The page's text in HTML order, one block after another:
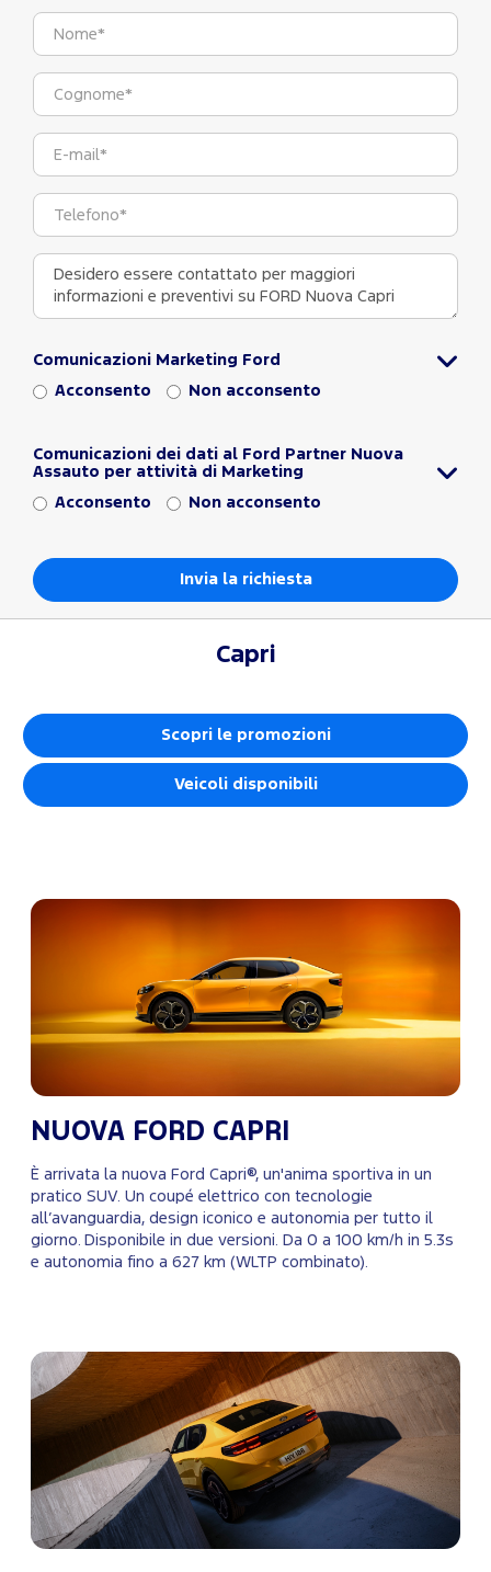
Comunicazioni Marketing Ford
Acconsento Non acconsento
Comunicazioni dei dati al Ford Partner Nuova
Assauto per attività di Marketing
Acconsento Non acconsento
Capri
Scopri le promozioni
Veicoli disponibili
NUOVA FORD CAPRI
È arrivata la nuova Ford Capri®, un'anima sportiva in un
pratico SUV. Un coupé elettrico con tecnologie
all’avanguardia, design iconico e autonomia per tutto il
giorno. Disponibile in due versioni. Da 0 a 100 km/h in 5.3s
e autonomia fino a 627 km (WLTP combinato).